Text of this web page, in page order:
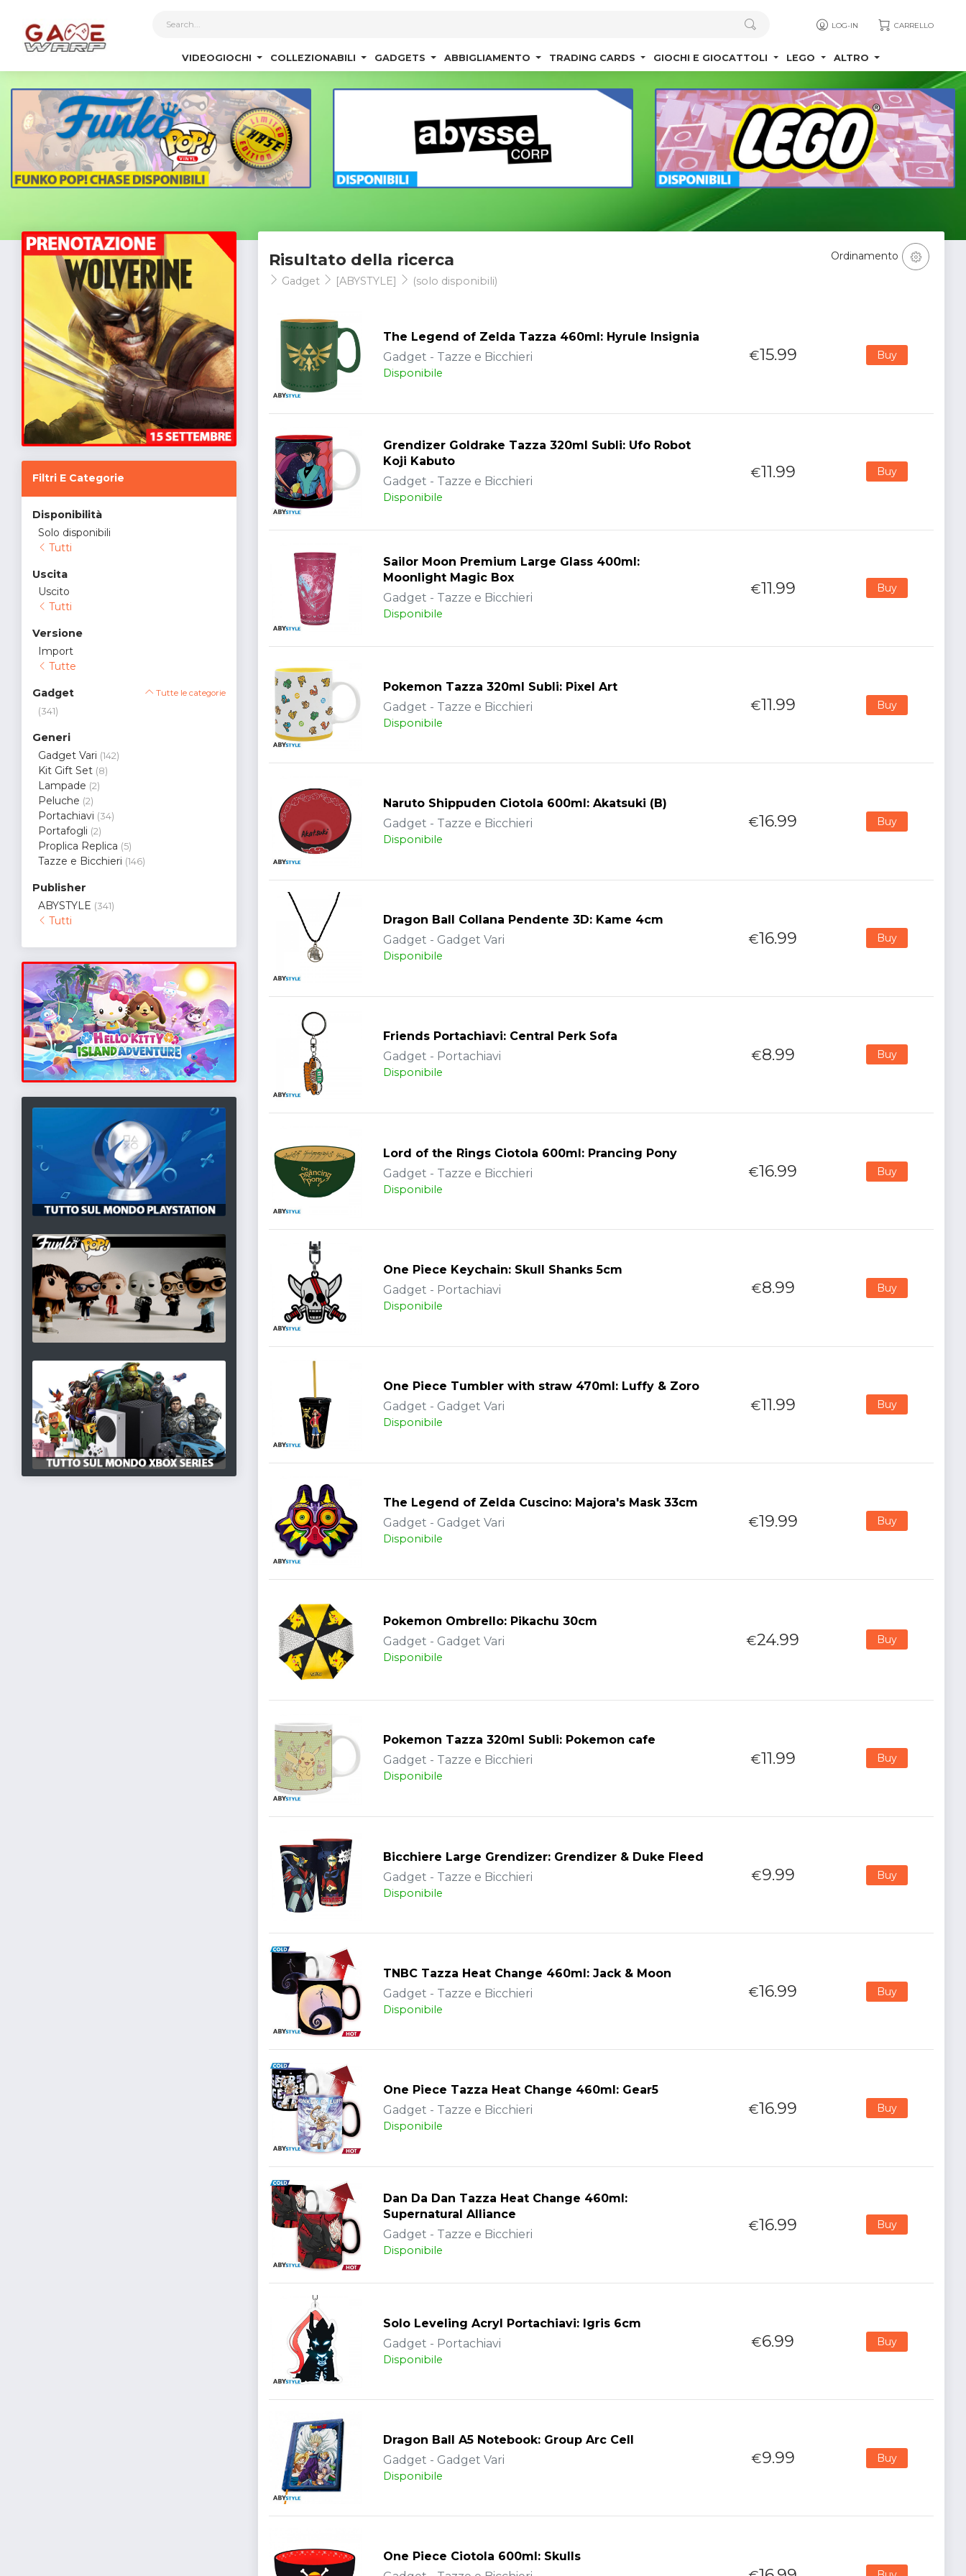
LOG-IN CARRELLO
VIDEOGIOCHI COLLEZIONABILI GADGETS ABBIGLIAMENTO TRADING CARDS GIOCHI E GIOCATTOLI LEGO ALTRO
Filtri E Categorie
Disponibilità
Solo disponibili
Tutti
Uscita
Uscito
Tutti
Versione
Import
Tutte
Gadget Tutte le categorie
(341)
Generi
Gadget Vari (142)
Kit Gift Set (8)
Lampade (2)
Peluche (2)
Portachiavi (34)
Portafogli (2)
Proplica Replica (5)
Tazze e Bicchieri (146)
Publisher
ABYSTYLE (341)
Tutti
Risultato della ricerca
Gadget [ABYSTYLE] (solo disponibili)
Ordinamento
The Legend of Zelda Tazza 460ml: Hyrule Insignia
Gadget - Tazze e Bicchieri
Disponibile
€15.99 Buy
Grendizer Goldrake Tazza 320ml Subli: Ufo Robot
Koji Kabuto
Gadget - Tazze e Bicchieri
Disponibile
€11.99 Buy
Sailor Moon Premium Large Glass 400ml:
Moonlight Magic Box
Gadget - Tazze e Bicchieri
Disponibile
€11.99 Buy
Pokemon Tazza 320ml Subli: Pixel Art
Gadget - Tazze e Bicchieri
Disponibile
€11.99 Buy
Naruto Shippuden Ciotola 600ml: Akatsuki (B)
Gadget - Tazze e Bicchieri
Disponibile
€16.99 Buy
Dragon Ball Collana Pendente 3D: Kame 4cm
Gadget - Gadget Vari
Disponibile
€16.99 Buy
Friends Portachiavi: Central Perk Sofa
Gadget - Portachiavi
Disponibile
€8.99 Buy
Lord of the Rings Ciotola 600ml: Prancing Pony
Gadget - Tazze e Bicchieri
Disponibile
€16.99 Buy
One Piece Keychain: Skull Shanks 5cm
Gadget - Portachiavi
Disponibile
€8.99 Buy
One Piece Tumbler with straw 470ml: Luffy & Zoro
Gadget - Gadget Vari
Disponibile
€11.99 Buy
The Legend of Zelda Cuscino: Majora's Mask 33cm
Gadget - Gadget Vari
Disponibile
€19.99 Buy
Pokemon Ombrello: Pikachu 30cm
Gadget - Gadget Vari
Disponibile
€24.99 Buy
Pokemon Tazza 320ml Subli: Pokemon cafe
Gadget - Tazze e Bicchieri
Disponibile
€11.99 Buy
Bicchiere Large Grendizer: Grendizer & Duke Fleed
Gadget - Tazze e Bicchieri
Disponibile
€9.99 Buy
TNBC Tazza Heat Change 460ml: Jack & Moon
Gadget - Tazze e Bicchieri
Disponibile
€16.99 Buy
One Piece Tazza Heat Change 460ml: Gear5
Gadget - Tazze e Bicchieri
Disponibile
€16.99 Buy
Dan Da Dan Tazza Heat Change 460ml:
Supernatural Alliance
Gadget - Tazze e Bicchieri
Disponibile
€16.99 Buy
Solo Leveling Acryl Portachiavi: Igris 6cm
Gadget - Portachiavi
Disponibile
€6.99 Buy
Dragon Ball A5 Notebook: Group Arc Cell
Gadget - Gadget Vari
Disponibile
€9.99 Buy
One Piece Ciotola 600ml: Skulls